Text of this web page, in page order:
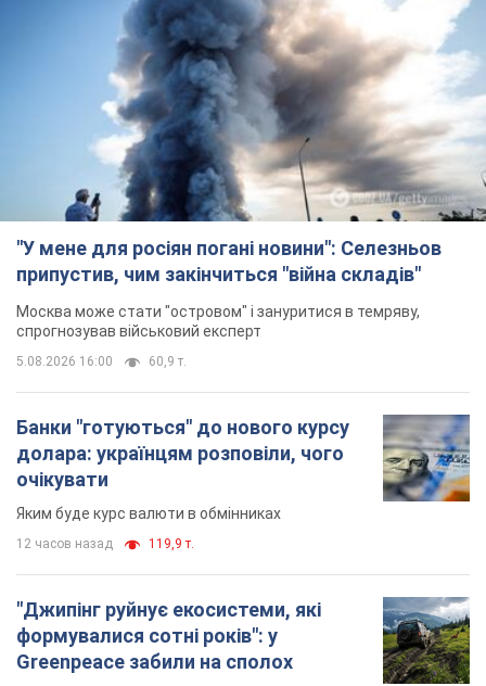
"У мене для росіян погані новини": Селезньов
припустив, чим закінчиться "війна складів"
Москва може стати "островом" і зануритися в темряву,
спрогнозував військовий експерт
5.08.2026 16:00 60,9 т.
Банки "готуються" до нового курсу
долара: українцям розповіли, чого
очікувати
Яким буде курс валюти в обмінниках
12 часов назад 119,9 т.
"Джипінг руйнує екосистеми, які
формувалися сотні років": у
Greenpeace забили на сполох